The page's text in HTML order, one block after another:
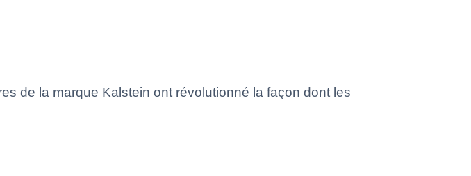
de la marque Kalstein ont révolutionné la façon dont les